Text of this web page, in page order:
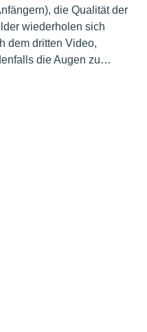
die Qualität der
wiederholen sich
dem dritten Video,
die Augen zu…